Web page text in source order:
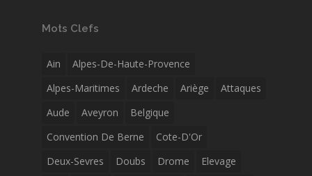
Mots Clefs
Ain
Alpes-De-Haute-Provence
Alpes-Maritimes
Ardeche Ariège
Attaques
Aude
Aveyron
Belgique
Convention De Berne
Cote-D'Or
Deux-Sevres
Doubs Drome
Elevage